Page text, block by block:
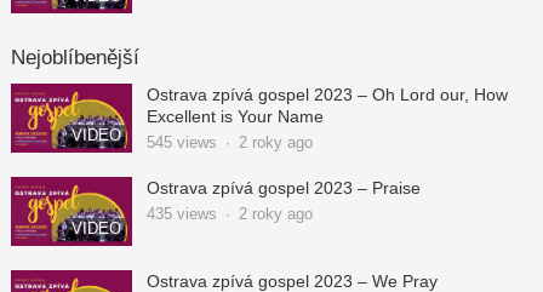
Nejoblíbenější
VIDEO
Ostrava zpívá gospel 2023 – Oh Lord our, How
Excellent is Your Name
545views · 2 roky ago
VIDEO
Ostrava zpívá gospel 2023 – Praise
435views · 2 roky ago
Ostrava zpívá gospel 2023 – We Pray